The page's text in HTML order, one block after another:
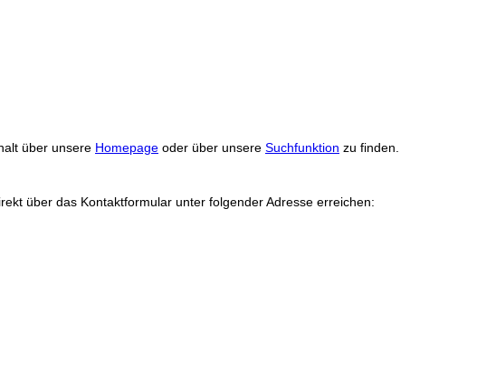
über unsere Homepage oder über unsere Suchfunktion zu finden.
über das Kontaktformular unter folgender Adresse erreichen: